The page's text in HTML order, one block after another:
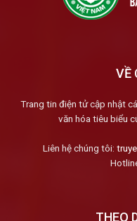
VỀ
Trang tin điện tử cập nhật
văn hóa tiêu biểu
Liên hệ chúng tôi:
THEO